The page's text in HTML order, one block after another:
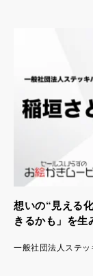
想いの“見える
きるかも」を生
一般社団法人ステ